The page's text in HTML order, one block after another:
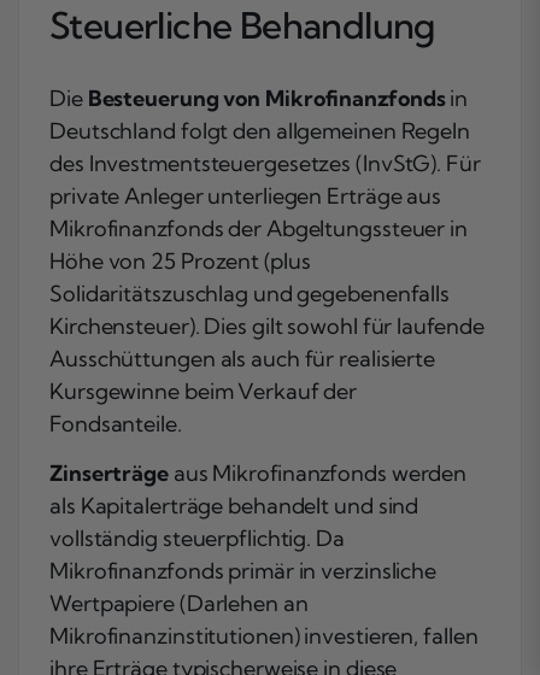
Steuerliche Behandlung
Die Besteuerung von Mikrofinanzfondsin
Deutschland folgt den allgemeinen Regeln
des Investmentsteuergesetzes (InvStG). Für
private Anleger unterliegen Erträge aus
Mikrofinanzfonds der Abgeltungssteuer in
Höhe von 25 Prozent (plus
Solidaritätszuschlag und gegebenenfalls
Kirchensteuer). Dies gilt sowohl für laufende
Ausschüttungen als auch für realisierte
Kursgewinne beim Verkauf der
Fondsanteile.
Zinserträgeaus Mikrofinanzfonds werden
als Kapitalerträge behandelt und sind
vollständig steuerpflichtig. Da
Mikrofinanzfonds primär in verzinsliche
Wertpapiere (Darlehen an
Mikrofinanzinstitutionen) investieren, fallen
ihre Erträge typischerweise in diese